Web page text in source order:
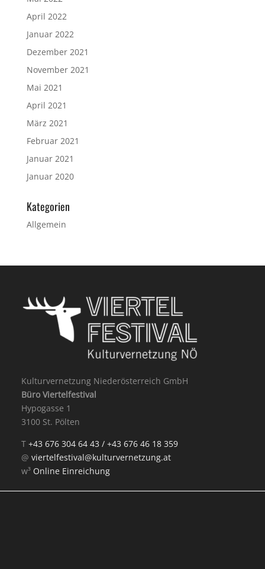
April 2022
Januar 2022
Dezember 2021
November 2021
Mai 2021
April 2021
März 2021
Februar 2021
Januar 2021
Januar 2020
Kategorien
Allgemein
Kulturvernetzung Niederösterreich GmbH
Büro Viertelfestival
Hypogasse 1
3100 St. Pölten
T+43 676 304 64 43 /+43 676 46 18 359
@viertelfestival@kulturvernetzung.at
w³ Online Einreichung